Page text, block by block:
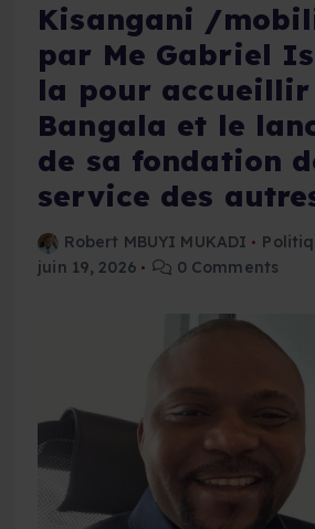
Kisangani /
par Me Gabriel
la pour accueillir
Bangala et le
de sa fondation
service des
Robert MBUYI MUKADI
juin 19, 2026
0 Comments